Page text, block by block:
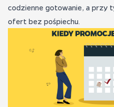
codzienne gotowanie, a przy
ofert bez pośpiechu.